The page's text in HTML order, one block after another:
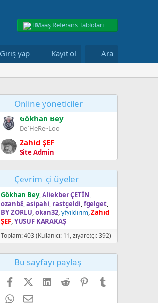
Maaş Referans Tabloları
Giriş yap Kayıt ol Ara
Online yöneticiler
Gökhan Bey
De`HeRe~Loo
Zahid ŞEF
Site Admin
Çevrim içi üyeler
Gökhan Bey Aliekber ÇETİN
ozanb8 asipahi rastgeldi fgelget
BY ZORLU okan32 yfyildirim Zahid
ŞEF YUSUF KARAKAŞ
Toplam: 403 (Kullanıcı: 11, ziyaretçi: 392)
Bu sayfayı paylaş
FacebookX (Twitter)
LinkedIn
Reddit Pinterest
WhatsApp
E-posta